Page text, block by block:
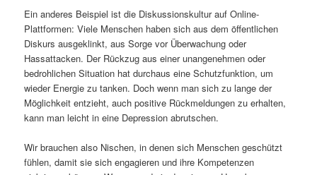
en
n
Ein anderes Beispiel ist die Diskussionskultur auf Online-
Plattformen: Viele Menschen haben sich aus dem öffentlichen
Diskurs ausgeklinkt, aus Sorge vor Überwachung oder
Hassattacken. Der Rückzug aus einer unangenehmen oder
bedrohlichen Situation hat durchaus eine Schutzfunktion, um
wieder Energie zu tanken. Doch wenn man sich zu lange der
Möglichkeit entzieht, auch positive Rückmeldungen zu erhalten,
kann man leicht in eine Depression abrutschen.
Wir brauchen also Nischen, in denen sich Menschen geschützt
fühlen, damit sie sich engagieren und ihre Kompetenzen